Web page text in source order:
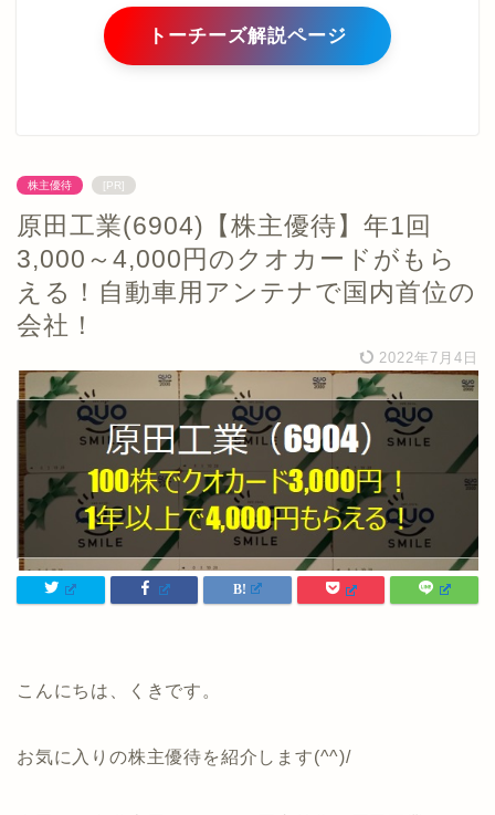
トーチーズ解説ページ
株主優待 [PR]
原田工業(6904)【株主優待】年1回
3,000～4,000円のクオカードがもら
える！自動車用アンテナで国内首位の
会社！
2022年7月4日
こんにちは、くきです。
お気に入りの株主優待を紹介します(^^)/